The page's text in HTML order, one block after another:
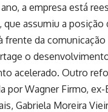
a empresa está
assumiu a
da
o
acelerado. Outro
por Wagner Firmo,
Gabriela Moreira